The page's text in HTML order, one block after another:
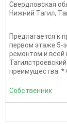
Свердловская
Нижний Тагил,
Предлагается к
первом этаже 5-
ремонтом и всей
преимущества: *
Собственник